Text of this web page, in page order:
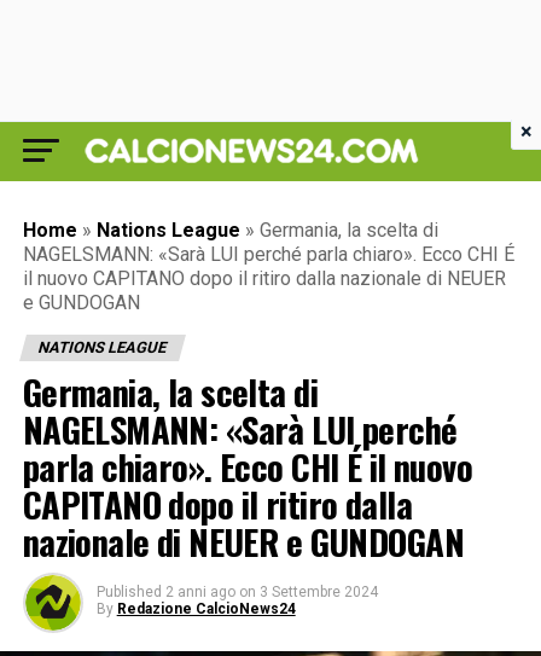
Home » Nations League » Germania, la scelta di
NAGELSMANN: «Sarà LUI perché parla chiaro». Ecco CHI É
il nuovo CAPITANO dopo il ritiro dalla nazionale di NEUER
e GUNDOGAN
NATIONS LEAGUE
Germania, la scelta di
NAGELSMANN: «Sarà LUI perché
parla chiaro». Ecco CHI É il nuovo
CAPITANO dopo il ritiro dalla
nazionale di NEUER e GUNDOGAN
Published 2 anni ago on 3 Settembre 2024
By Redazione CalcioNews24
×